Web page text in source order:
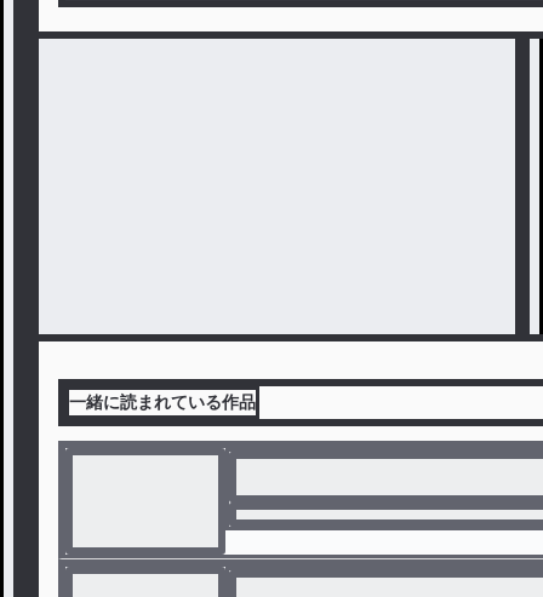
一緒に読まれている作品